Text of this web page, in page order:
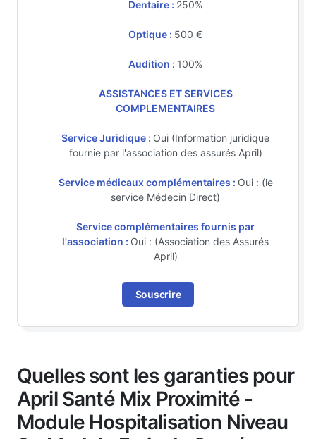
Dentaire : 250%
Optique : 500 €
Audition : 100%
ASSISTANCES ET SERVICES
COMPLEMENTAIRES
Service Juridique : Oui (Information juridique
fournie par l'association des assurés April)
Service médicaux complémentaires : Oui : (le
service Médecin Direct)
Service complémentaires fournis par
l'association : Oui : (Association des Assurés
April)
Souscrire
Quelles sont les garanties pour
April Santé Mix Proximité -
Module Hospitalisation Niveau